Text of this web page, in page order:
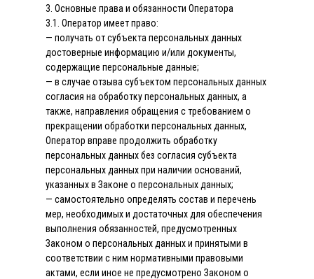
3. Основные права и обязанности Оператора
3.1. Оператор имеет право:
— получать от субъекта персональных данных
достоверные информацию и/или документы,
содержащие персональные данные;
— в случае отзыва субъектом персональных данных
согласия на обработку персональных данных, а
также, направления обращения с требованием о
прекращении обработки персональных данных,
Оператор вправе продолжить обработку
персональных данных без согласия субъекта
персональных данных при наличии оснований,
указанных в Законе о персональных данных;
— самостоятельно определять состав и перечень
мер, необходимых и достаточных для обеспечения
выполнения обязанностей, предусмотренных
Законом о персональных данных и принятыми в
соответствии с ним нормативными правовыми
актами, если иное не предусмотрено Законом о